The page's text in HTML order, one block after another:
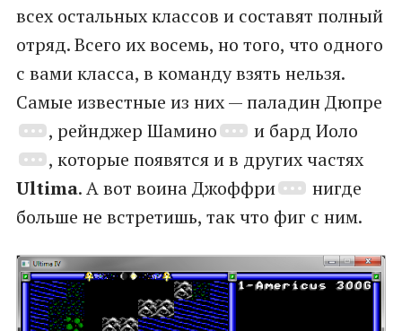
всех остальных классов и составят полный
отряд. Всего их восемь, но того, что одного
с вами класса, в команду взять нельзя.
Самые известные из них — паладин Дюпре
, рейнджер Шамино
и бард Иоло
, которые появятся и в других частях
Ultima. А вот воина Джоффри
нигде
больше не встретишь, так что фиг с ним.